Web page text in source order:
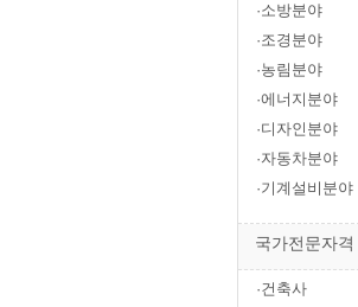
·소방분야
·조경분야
·농림분야
·에너지분야
·디자인분야
·자동차분야
·기계설비분야
국가전문자격
·건축사